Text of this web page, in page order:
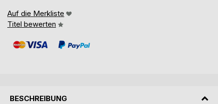
Auf die Merkliste
Titel bewerten
BESCHREIBUNG